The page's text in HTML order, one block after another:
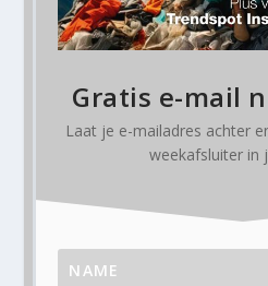
Gratis e-mail
Laat je e-mailadres achter
weekafsluiter in